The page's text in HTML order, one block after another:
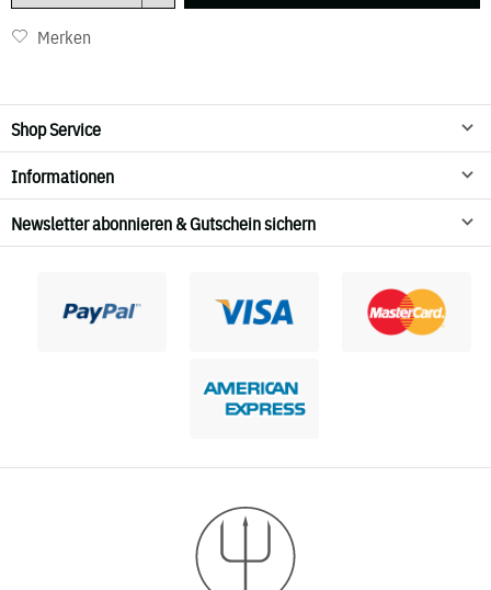
Merken
Shop Service
Informationen
Newsletter abonnieren & Gutschein sichern